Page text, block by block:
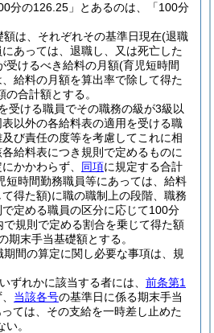
分の126.25」とあるのは、「100分
額は、それぞれその基準日現在(退職
あっては、退職し、又は死亡した
受けるべき給料の月額(育児短時間
給料の月額を算出率で除して得た
合計額とする。
受ける職員でその職務の級が3級以
表以外の各給料表の適用を受ける職
び責任の度等を考慮してこれに相
給料表につき規則で定めるものに
かかわらず、 同項に規定する合計
短時間勤務職員等にあっては、給料
得た額)に職の職制上の段階、職務
定める職員の区分に応じて100分
規則で定める割合を乗じて得た額
期末手当基礎額とする。
期間の算定に関し必要な事項は、規
ずれかに該当する者には、 前条第1
当該各号の基準日に係る期末手当
ては、その支給を一時差し止めた
。